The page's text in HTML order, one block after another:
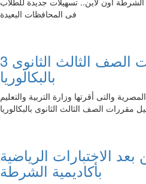
فى المحافظات البعيدة
3 مواد تخصصية لكل مسار.. تفاصيل مقررات الصف الثالث الثانوى
بالبكالوريا
والتى أقرتها وزارة التربية والتعليم
الاختبارات الرياضية
بأكاديمية الشرطة